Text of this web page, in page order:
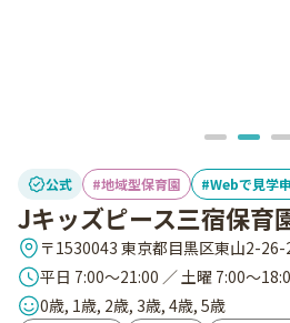
公式 地域型保育園 Webで見学
Jキッズピース三宿保育
〒1530043 東京都目黒区東山2-26-
平日 7:00～21:00 ／ 土曜 7:00～
0歳, 1歳, 2歳, 3歳, 4歳, 5歳